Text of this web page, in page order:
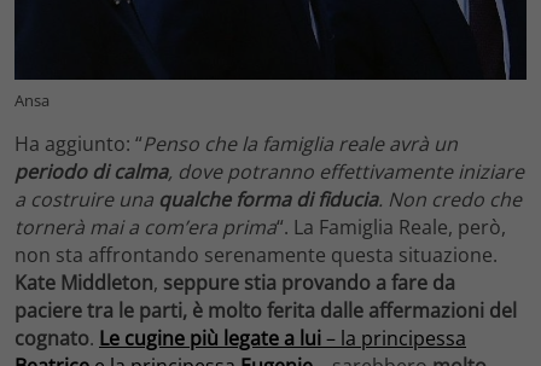
Ansa
Ha aggiunto: “Penso che la famiglia reale avrà un
periodo di calma, dove potranno effettivamente iniziare
a costruire una qualche forma di fiducia. Non credo che
tornerà mai a com’era prima“. La Famiglia Reale, però,
non sta affrontando serenamente questa situazione.
Kate Middleton, seppure stia provando a fare da
paciere tra le parti, è molto ferita dalle affermazioni del
cognato. Le cugine più legate a lui– la principessa